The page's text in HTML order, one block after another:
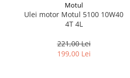
Motul
Ulei motor Motul 5100 10W40
4T 4L
221,00 Lei
199,00 Lei